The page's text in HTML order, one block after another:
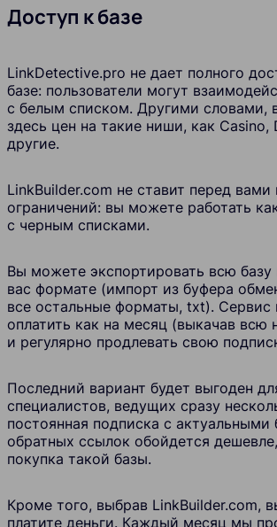
Доступ к базе
LinkDetective.pro не дает полного
базе: пользователи могут
с белым списком. Другими словами,
здесь цен на такие ниши, как Casino,
другие.
LinkBuilder.com не ставит перед
ограничений: вы можете работать
с черным списками.
Вы можете экспортировать всю базу
вас формате (импорт из буфера
все остальные форматы, txt).
оплатить как на месяц (выкачав всю
и регулярно продлевать свою
Последний вариант будет выгоден
специалистов, ведущих сразу
постоянная подписка с актуальными
обратных ссылок обойдется
покупка такой базы.
Кроме того, выбрав LinkBuilder.com,
платите деньги. Каждый месяц мы